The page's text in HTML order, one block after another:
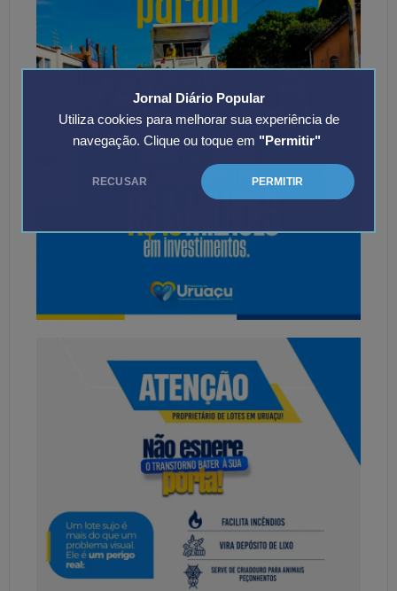
Jornal Diário Popular
Utiliza cookies para melhorar sua experiência de
navegação. Clique ou toque em "Permitir"
RECUSAR PERMITIR